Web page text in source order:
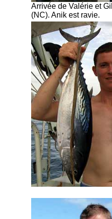
Arrivée de Valérie et
(NC). Anik est ravie.